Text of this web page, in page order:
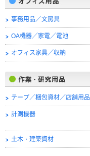
事務用品／文房具
OA機器／家電／電池
オフィス家具／収納
テープ／梱包資材／店舗用品
計測機器
土木・建築資材